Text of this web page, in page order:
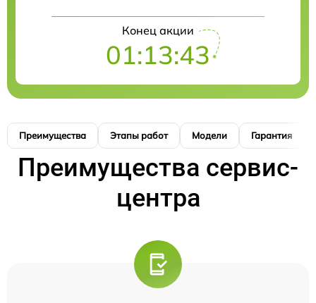
Конец акции
01:13:42
Преимущества Этапы работ Модели Гарантия
Преимущества сервис-
центра